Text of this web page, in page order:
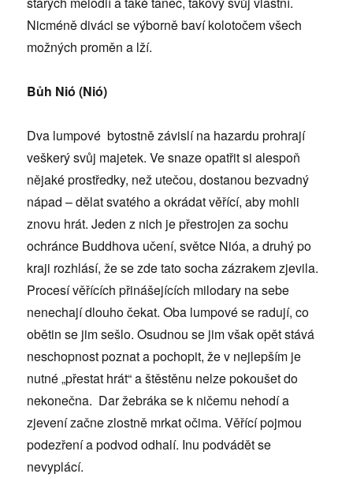
Nicméně diváci se výborně baví kolotočem všech
možných proměn a lží.
Bůh Nió (Nió)
Dva lumpové bytostně závislí na hazardu prohrají
veškerý svůj majetek. Ve snaze opatřit si alespoň
nějaké prostředky, než utečou, dostanou bezvadný
nápad – dělat svatého a okrádat věřící, aby mohli
znovu hrát. Jeden z nich je přestrojen za sochu
ochránce Buddhova učení, světce Nióa, a druhý po
kraji rozhlásí, že se zde tato socha zázrakem zjevila.
Procesí věřících přinášejících milodary na sebe
nenechají dlouho čekat. Oba lumpové se radují, co
obětin se jim sešlo. Osudnou se jim však opět stává
neschopnost poznat a pochopit, že v nejlepším je
nutné „přestat hrát“ a štěstěnu nelze pokoušet do
nekonečna. Dar žebráka se k ničemu nehodí a
zjevení začne zlostně mrkat očima. Věřící pojmou
podezření a podvod odhalí. Inu podvádět se
nevyplácí.